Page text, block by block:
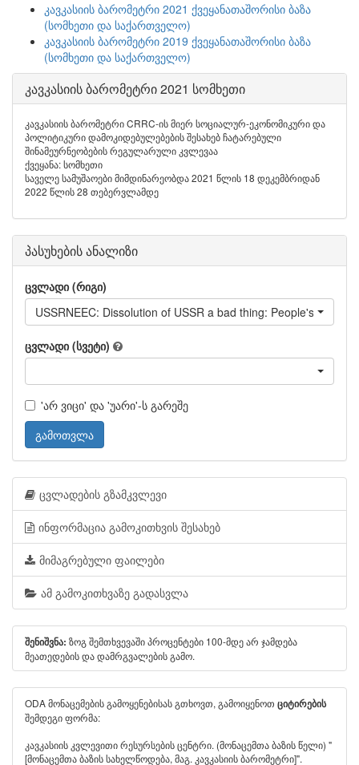
კავკასიის ბარომეტრი 2021 ქვეყანათაშორისი ბაზა
(სომხეთი და საქართველო)
კავკასიის ბარომეტრი 2019 ქვეყანათაშორისი ბაზა
(სომხეთი და საქართველო)
კავკასიის ბარომეტრი 2021 სომხეთი
კავკასიის ბარომეტრი CRRC-ის მიერ სოციალურ-ეკონომიკური და
პოლიტიკური დამოკიდებულებების შესახებ ჩატარებული
შინამეურნეობების რეგულარული კვლევაა
ქვეყანა: სომხეთი
საველე სამუშაოები მიმდინარეობდა 2021 წლის 18 დეკემბრიდან
2022 წლის 28 თებერვლამდე
პასუხების ანალიზი
ცვლადი (რიგი)
USSRNEEC: Dissolution of USSR a bad thing: People's
ცვლადი (სვეტი)
'არ ვიცი' და 'უარი'-ს გარეშე
გამოთვლა
ცვლადების გზამკვლევი
ინფორმაცია გამოკითხვის შესახებ
მიმაგრებული ფაილები
ამ გამოკითხვაზე გადასვლა
შენიშვნა: ზოგ შემთხვევაში პროცენტები 100-მდე არ ჯამდება
მეათედების და დამრგვალების გამო.
ODA მონაცემების გამოყენებისას გთხოვთ, გამოიყენოთ ციტირების
შემდეგი ფორმა:
კავკასიის კვლევითი რესურსების ცენტრი. (მონაცემთა ბაზის წელი) "
[მონაცემთა ბაზის სახელწოდება, მაგ. კავკასიის ბარომეტრი]".